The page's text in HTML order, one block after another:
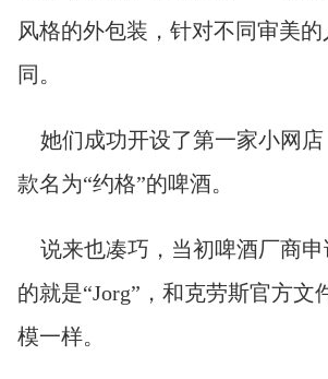
风格的外包装，针对不同审美
同。
她们成功开设了第一家小网
款名为“约格”的啤酒。
说来也凑巧，当初啤酒厂商
的就是“Jorg”，和克劳斯官方文
模一样。